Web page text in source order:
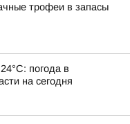
трофеи в запасы
погода в
на сегодня